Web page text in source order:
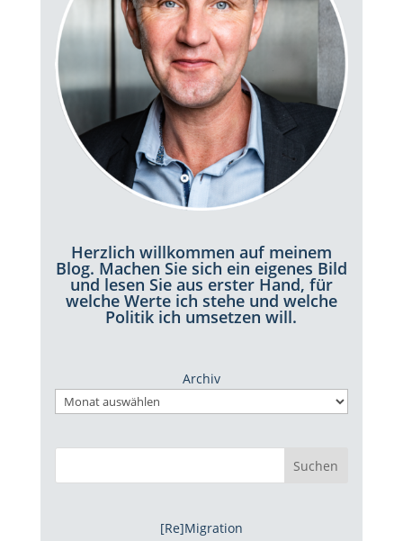
Herzlich willkommen auf meinem
Blog. Machen Sie sich ein eigenes Bild
und lesen Sie aus erster Hand, für
welche Werte ich stehe und welche
Politik ich umsetzen will.
Archiv
Suchen
[Re]Migration